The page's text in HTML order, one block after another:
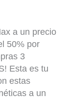
a un precio
50% por
3
Esta es tu
estas
a un